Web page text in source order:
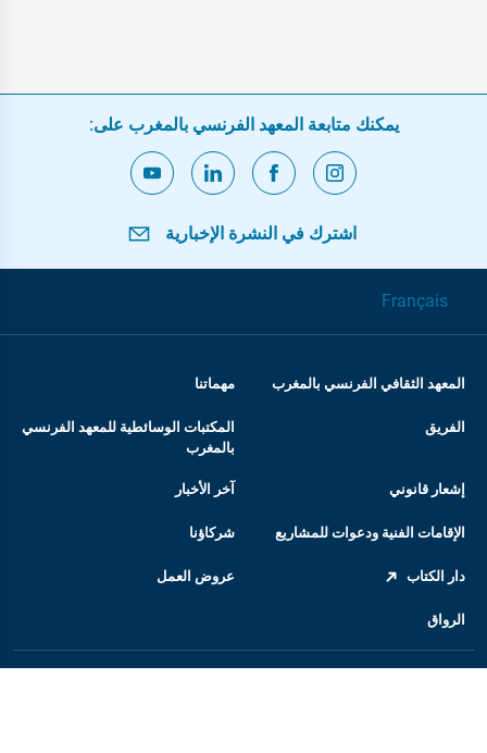
يمكنك متابعة المعهد الفرنسي بالمغرب على:
اشترك في النشرة الإخبارية
Français
المعهد الثقافي الفرنسي بالمغرب مهماتنا
الفريق
المكتبات الوسائطية للمعهد الفرنسي
بالمغرب
إشعار قانوني آخر الأخبار
الإقامات الفنية ودعوات للمشاريع شركاؤنا
دار الكتاب عروض العمل
الرواق